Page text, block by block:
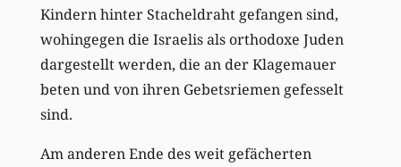
Kindern hinter Stacheldraht gefangen sind,
wohingegen die Israelis als orthodoxe Juden
dargestellt werden, die an der Klagemauer
beten und von ihren Gebetsriemen gefesselt
sind.
Am anderen Ende des weit gefächerten